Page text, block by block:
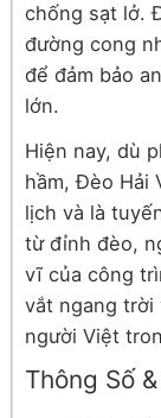
chống sạt lở.
đường cong
để đảm bảo
lớn.
Hiện nay, dù
hầm, Đèo Hải
lịch và là
từ đỉnh đèo,
vĩ của công
vắt ngang trời
người Việt
Thông Số